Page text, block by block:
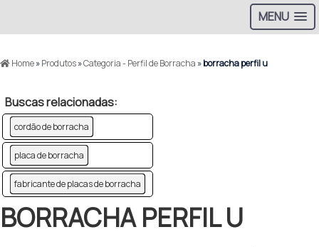
MENU
Home»Produtos»Categoria - Perfil de Borracha »borracha perfil u
Buscas relacionadas:
cordão de borracha
placa de borracha
fabricante de placas de borracha
BORRACHA PERFIL U